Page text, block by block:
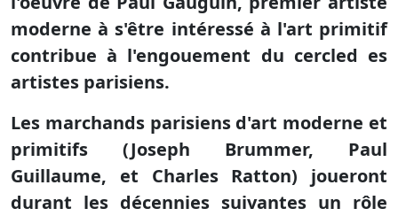
moderne à s'être intéressé à l'art primitif
contribue à l'engouement du cercled es
artistes parisiens.
Les marchands parisiens d'art moderne et
primitifs (Joseph Brummer, Paul
Guillaume, et Charles Ratton) joueront
durant les décennies suivantes un rôle